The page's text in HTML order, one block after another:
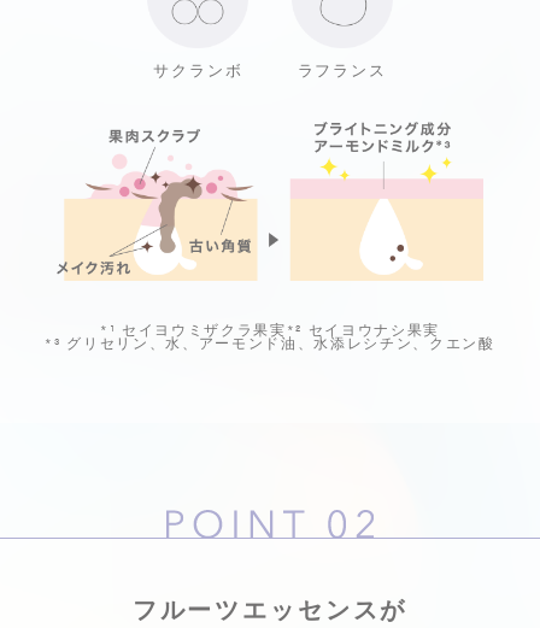
サクランボ ラフランス
*¹ セイヨウミザクラ果実*² セイヨウナシ果実
*³ グリセリン、水、アーモンド油、水添レシチン、クエン酸
フルーツエッセンスが